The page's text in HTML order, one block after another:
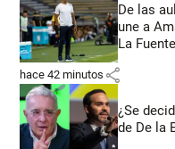
De las
une a
La Fuente
hace 42 minutos share
¿Se
de De la